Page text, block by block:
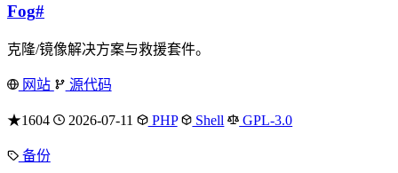
Fog#
克隆/镜像解决方案与救援套件。
网站 源代码
★1604 2026-07-11 PHP Shell GPL-3.0
备份